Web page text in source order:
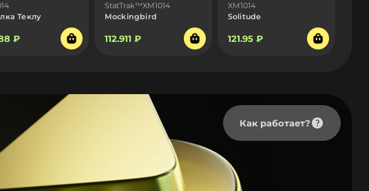
Теклу
₽
StatTrak™XM1014
Mockingbird
112.911 ₽
XM1014
Solitude
121.95 ₽
Как работает?